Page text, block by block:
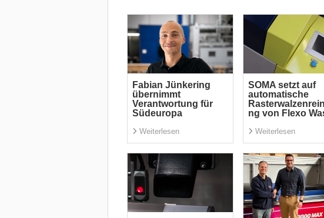
Fabian Jünkering
übernimmt
Verantwortung für
Südeuropa
Weiterlesen
SOMA setzt auf
automatische
ng von Flexo
Weiterlesen